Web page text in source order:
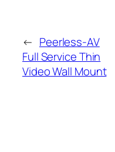
← Peerless-AV
Full Service Thin
Video Wall Mount